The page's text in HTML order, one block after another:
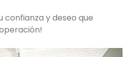
confianza y deseo que